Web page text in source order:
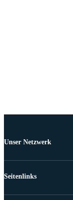
Unser Netzwerk
Seitenlinks